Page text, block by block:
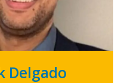
Delgado